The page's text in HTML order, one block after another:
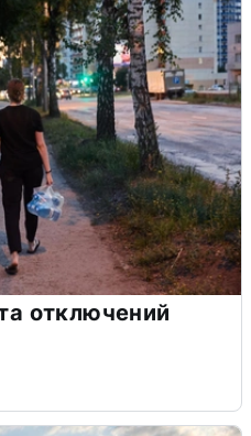
отключений